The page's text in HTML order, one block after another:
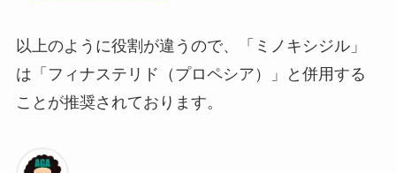
以上のように役割が違うので、「ミノキシジル」
は「フィナステリド（プロペシア）」と併用する
ことが推奨されております。